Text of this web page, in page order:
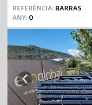
REFERÈNCIA: BARRAS
ANY: 0
Previous